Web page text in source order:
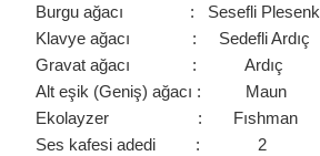
Burgu ağacı : Sesefli Plesenk
Klavye ağacı : Sedefli Ardıç
Gravat ağacı : Ardıç
Alt eşik (Geniş) ağacı : Maun
Ekolayzer : Fıshman
Ses kafesi adedi : 2